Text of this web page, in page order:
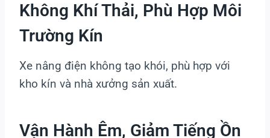
Không Khí Thải, Phù Hợp Môi
Trường Kín
Xe nâng điện không tạo khói, phù hợp với
kho kín và nhà xưởng sản xuất.
Vận Hành Êm, Giảm Tiếng Ồn